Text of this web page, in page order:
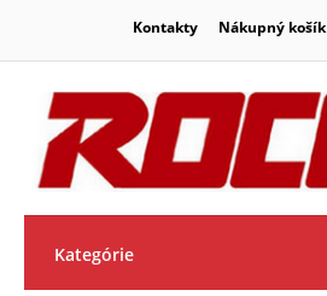
Kontakty Nákupný košík
Kategórie